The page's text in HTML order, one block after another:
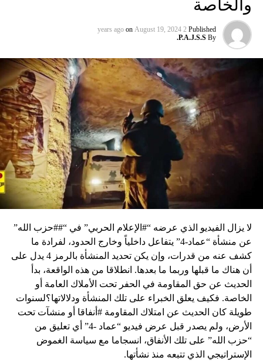
والخاصة
Published
2 years ago
on August 19, 2024
By
P.A.J.S.S.
لا يزال الفيديو الذي عرضه “#الإعلام الحربي” في “##حزب الله”
عن منشأة “عماد-4” يتفاعل داخلياً وخارج الحدود، لفرادة ما
كشف عنه من قدرات، وإن يكن تحديد المنشأة بالرمز 4 يدل على
أن هناك ما قبلها وربما ما بعدها. انطلاقا من هذه الواقعة، بدأ
الحديث عن حق المقاومة في الحفر تحت الأملاك العامة أو
الخاصة. فكيف يعلق الخبراء على تلك المنشأة ودلالاتها؟لسنوات
طويلة كان الحديث عن امتلاك المقاومة #أنفاقا أو منشآت تحت
الأرض، ولم يصدر قبل عرض فيديو “عماد -4” أي تعليق من
“حزب الله” على تلك الأنفاق، انسجاما مع سياسة الغموض
الإستراتيجي الذي تتبعه منذ نشأتها.